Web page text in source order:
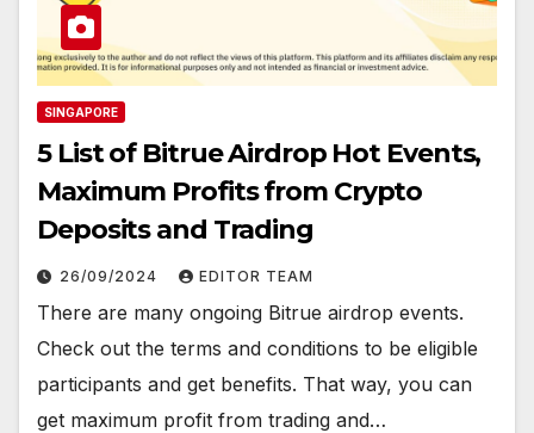
SINGAPORE
5 List of Bitrue Airdrop Hot Events,
Maximum Profits from Crypto
Deposits and Trading
26/09/2024 EDITOR TEAM
There are many ongoing Bitrue airdrop events.
Check out the terms and conditions to be eligible
participants and get benefits. That way, you can
get maximum profit from trading and…